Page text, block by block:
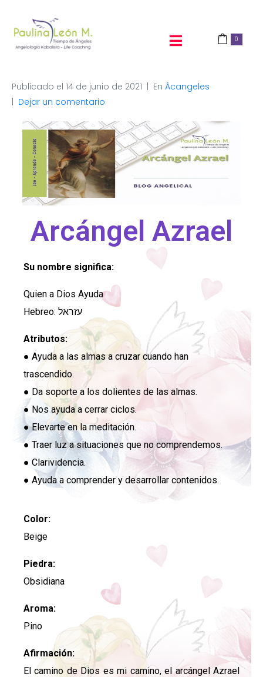
0
Publicado el 14 de junio de 2021 En Ácangeles
Dejar un comentario
Arcángel Azrael
Su nombre significa:
Quien a Dios Ayuda
Hebreo: עזראל
Atributos:
● Ayuda a las almas a cruzar cuando han
trascendido.
● Da soporte a los dolientes de las almas.
● Nos ayuda a cerrar ciclos.
● Elevarte en la meditación.
● Traer luz a situaciones que no comprendemos.
● Clarividencia.
● Ayuda a comprender y desarrollar contenidos.
Color:
Beige
Piedra:
Obsidiana
Aroma:
Pino
Afirmación:
El camino de Dios es mi camino, el arcángel Azrael